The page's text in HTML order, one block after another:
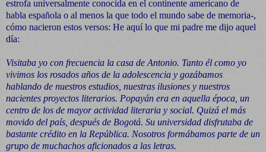
estrofa universalmente conocida en el continente americano de
habla española o al menos la que todo el mundo sabe de memoria-,
cómo nacieron estos versos: He aquí lo que mi padre me dijo aquel
día:
Visitaba yo con frecuencia la casa de Antonio. Tanto él como yo
vivimos los rosados años de la adolescencia y gozábamos
hablando de nuestros estudios, nuestras ilusiones y nuestros
nacientes proyectos literarios. Popayán era en aquella época, un
centro de los de mayor actividad literaria y social. Quizá el más
movido del país, después de Bogotá. Su universidad disfrutaba de
bastante crédito en la República. Nosotros formábamos parte de un
grupo de muchachos aficionados a las letras.